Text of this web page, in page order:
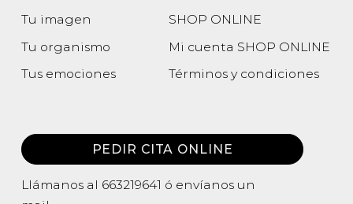
PEDIR CITA ONLINE
Llámanos al 663219641 ó envíanos un
Tu imagen
Tu organismo
Tus emociones
SHOP ONLINE
Mi cuenta SHOP ONLINE
Términos y condiciones